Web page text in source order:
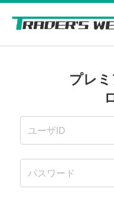
プレ